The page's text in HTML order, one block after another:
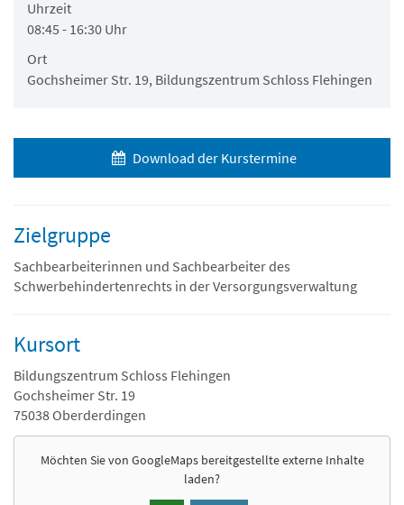
Uhrzeit
08:45 - 16:30 Uhr
Ort
Gochsheimer Str. 19, Bildungszentrum Schloss Flehingen
Download der Kurstermine
Zielgruppe
Sachbearbeiterinnen und Sachbearbeiter des
Schwerbehindertenrechts in der Versorgungsverwaltung
Kursort
Bildungszentrum Schloss Flehingen
Gochsheimer Str. 19
75038 Oberderdingen
Möchten Sie von GoogleMapsbereitgestellte externe Inhalte
laden?